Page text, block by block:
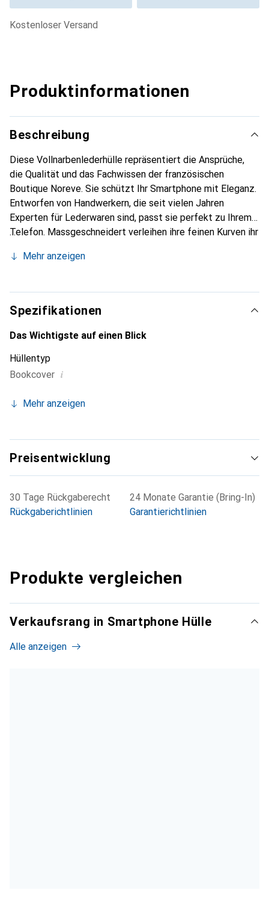
kostenloser Versand
Produktinformationen
Beschreibung
Diese Vollnarbenlederhülle repräsentiert die Ansprüche,
die Qualität und das Fachwissen der französischen
Boutique Noreve. Sie schützt Ihr Smartphone mit Eleganz.
Entworfen von Handwerkern, die seit vielen Jahren
Experten für Lederwaren sind, passt sie perfekt zu Ihrem
Telefon. Massgeschneidert verleihen ihre feinen Kurven ihr
unverzichtbaren Accessoire für Ihr Smartphone.
die Marke Noreve eine sichere Wahl für eine
anspruchsvolle Klientel.
Mehr anzeigen
Spezifikationen
Das Wichtigste auf einen Blick
Hüllentyp
Bookcover i
Mehr anzeigen
Preisentwicklung
30 Tage Rückgaberecht
Rückgaberichtlinien
24 Monate Garantie (Bring-In)
Garantierichtlinien
Produkte vergleichen
Verkaufsrang in Smartphone Hülle
Alle anzeigen